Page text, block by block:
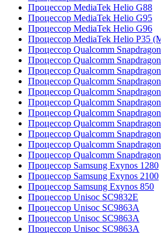
Процессор MediaTek Helio G88
Процессор MediaTek Helio G95
Процессор MediaTek Helio G96
Процессор MediaTek Helio P35
Процессор Qualcomm
Процессор Qualcomm
Процессор Qualcomm
Процессор Qualcomm
Процессор Qualcomm
Процессор Qualcomm
Процессор Qualcomm
Процессор Qualcomm
Процессор Qualcomm
Процессор Qualcomm
Процессор Qualcomm
Процессор Samsung Exynos 1280
Процессор Samsung Exynos 2100
Процессор Samsung Exynos 850
Процессор Unisoc SC9832E
Процессор Unisoc SC9863A
Процессор Unisoc SC9863A
Процессор Unisoc SC9863A